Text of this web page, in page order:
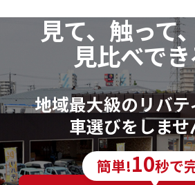
見て、触って
見比べでき
地域最大級のリバ
車選びをしませ
簡単!10秒で